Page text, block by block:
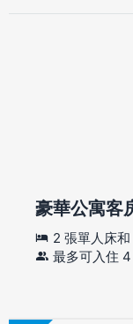
豪華公寓客
2 張單人床
最多可入住